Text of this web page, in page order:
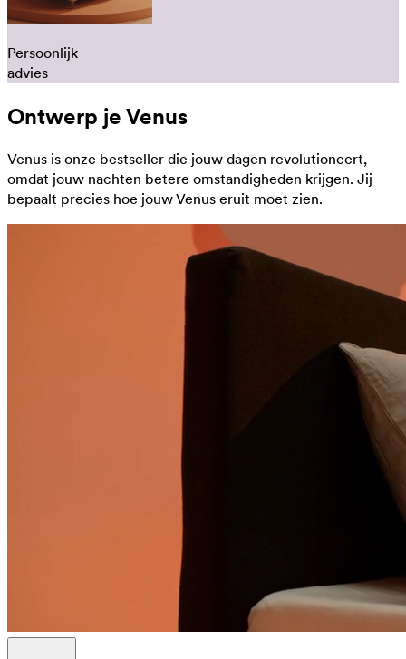
Persoonlijk
advies
Ontwerp je Venus
Venus is onze bestseller die jouw dagen revolutioneert,
omdat jouw nachten betere omstandigheden krijgen. Jij
bepaalt precies hoe jouw Venus eruit moet zien.